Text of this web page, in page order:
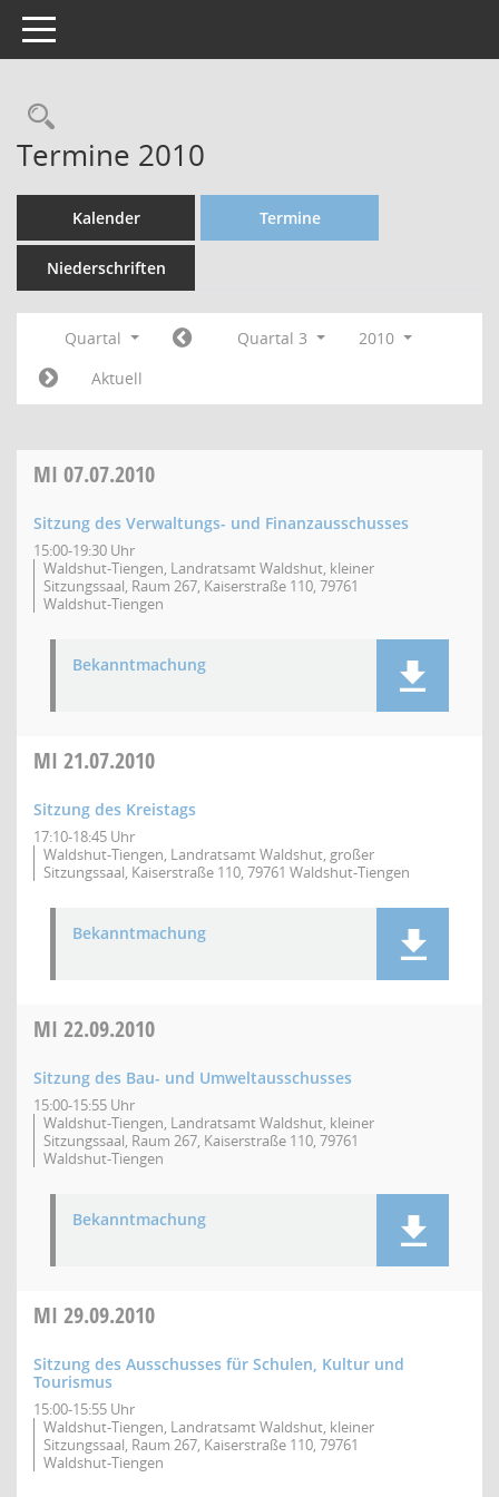
Toggle navigation
Termine 2010
Kalender Termine
Niederschriften
Quartal Quartal 3
2010
Aktuell
MI 07.07.2010
Sitzung des Verwaltungs- und Finanzausschusses
15:00-19:30 Uhr
Waldshut-Tiengen, Landratsamt Waldshut, kleiner
Sitzungssaal, Raum 267, Kaiserstraße 110, 79761
Waldshut-Tiengen
Bekanntmachung
MI 21.07.2010
Sitzung des Kreistags
17:10-18:45 Uhr
Waldshut-Tiengen, Landratsamt Waldshut, großer
Sitzungssaal, Kaiserstraße 110, 79761 Waldshut-Tiengen
Bekanntmachung
MI 22.09.2010
Sitzung des Bau- und Umweltausschusses
15:00-15:55 Uhr
Waldshut-Tiengen, Landratsamt Waldshut, kleiner
Sitzungssaal, Raum 267, Kaiserstraße 110, 79761
Waldshut-Tiengen
Bekanntmachung
MI 29.09.2010
Sitzung des Ausschusses für Schulen, Kultur und
Tourismus
15:00-15:55 Uhr
Waldshut-Tiengen, Landratsamt Waldshut, kleiner
Sitzungssaal, Raum 267, Kaiserstraße 110, 79761
Waldshut-Tiengen